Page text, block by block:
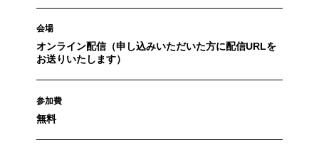
会場
オンライン配信（申し込みいただいた方に配信URLを
お送りいたします）
参加費
無料